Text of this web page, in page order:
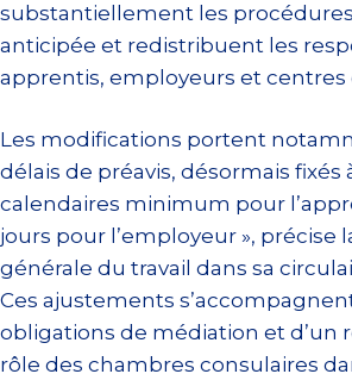
substantiellement les
anticipée et redistribuent les
apprentis, employeurs et centres
Les modifications portent
délais de préavis, désormais fixés
calendaires minimum pour
jours pour l’employeur », précise
générale du travail dans sa
Ces ajustements
obligations de médiation et d’un
rôle des chambres consulaires